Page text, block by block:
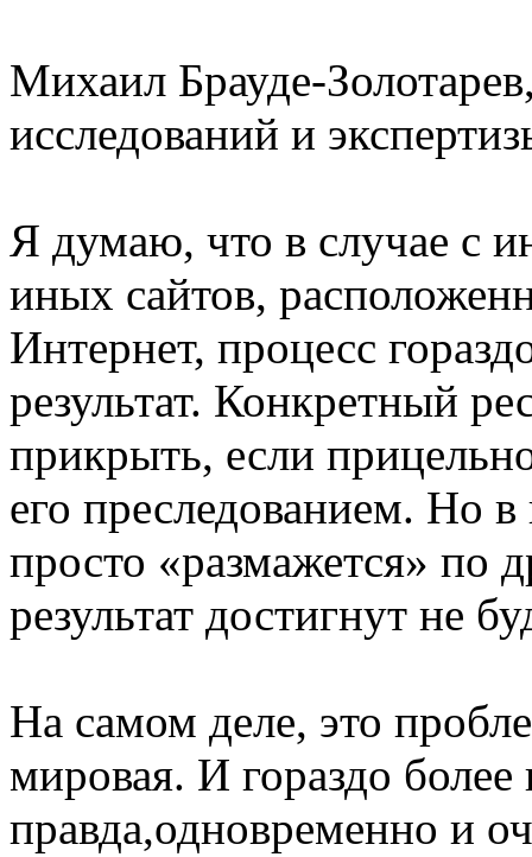
Михаил Брауде-
исследований и
Я думаю, что в случае с
иных сайтов,
Интернет, процесс
результат. Конкретный
прикрыть, если
его преследованием. Но
просто «размажется» по
результат достигнут не
На самом деле, это
мировая. И гораздо более
правда,одновременно и